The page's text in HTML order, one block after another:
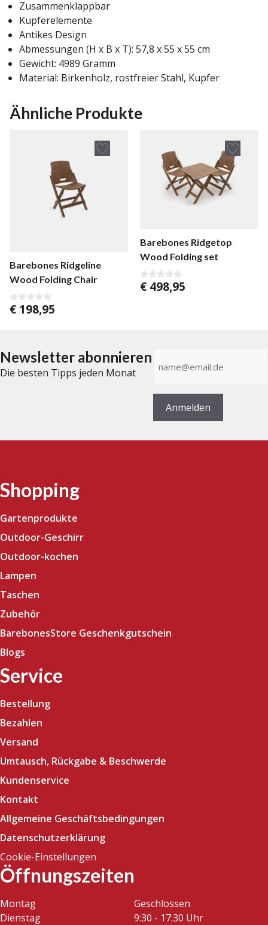
Zusammenklappbar
Kupferelemente
Antikes Design
Abmessungen (H x B x T): 57,8 x 55 x 55 cm
Gewicht: 4989 Gramm
Material: Birkenholz, rostfreier Stahl, Kupfer
Ähnliche Produkte
Barebones Ridgeline
Wood Folding Chair
0
v
€ 198,95
Barebones Ridgetop
Wood Folding set
0
v
€ 498,95
Newsletter abonnieren
Die besten Tipps jeden Monat
Mail-
Anmelden
Shopping
Gartenprodukte
Outdoor-Geschirr
Outdoor-kochen
Lampen
Taschen
Zubehör
BarebonesStore Geschenkgutschein
Blogs
Service
Bestellung
Bezahlen
Versand
Umtausch, Rückgabe & Beschwerde
Kundenservice
Kontakt
Allgemeine Geschäftsbedingungen
Datenschutzerklärung
Cookie-Einstellungen
Öffnungszeiten
Montag
Geschlossen
Dienstag
9:30 - 17:30 Uhr